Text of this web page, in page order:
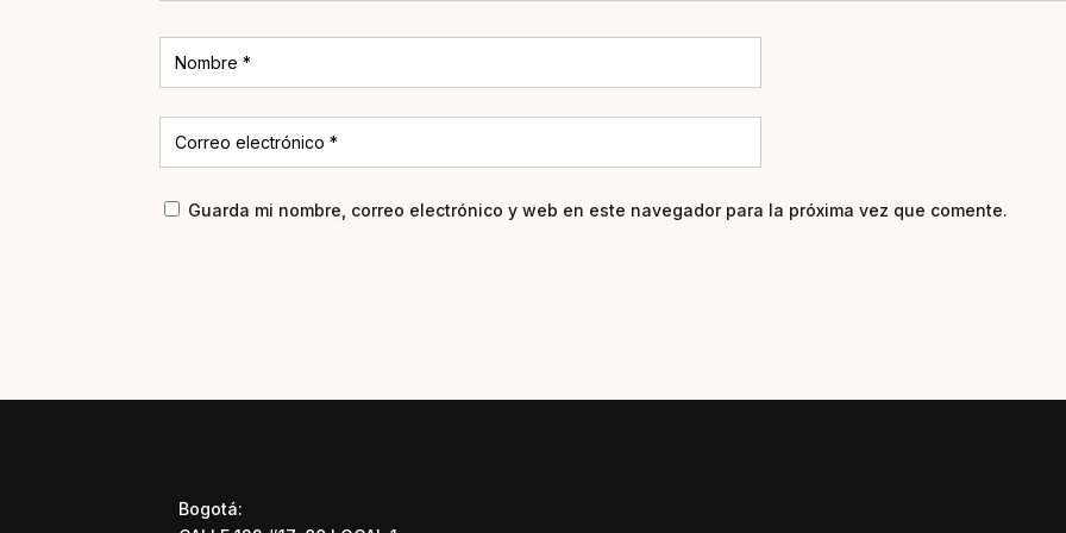
Guarda mi nombre, correo electrónico y web en este navegador para la próxima vez que comente.
Bogotá: